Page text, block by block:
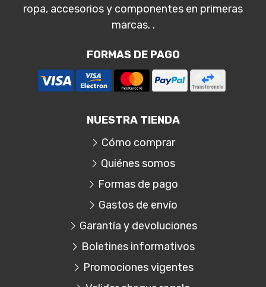
ropa, accesorios y componentes en primeras
marcas. .
FORMAS DE PAGO
NUESTRA TIENDA
Cómo comprar
Quiénes somos
Formas de pago
Gastos de envío
Garantía y devoluciones
Boletines informativos
Promociones vigentes